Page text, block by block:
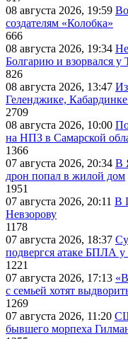
08 августа 2026, 19:59
создателям «Колобка»
666
08 августа 2026, 19:34
Болгарию и взорвался у
826
08 августа 2026, 13:47
Геленджике,
2709
08 августа 2026, 10:00
на НПЗ в Самарской
1366
07 августа 2026, 20:34 В
дрон попал в жилой дом
1951
07 августа 2026, 20:11 В
Невзорову
1178
07 августа 2026, 18:37
подвергся атаке БПЛА
1221
07 августа 2026, 17:13
с семьей хотят
1269
07 августа 2026, 11:20
бывшего морпеха